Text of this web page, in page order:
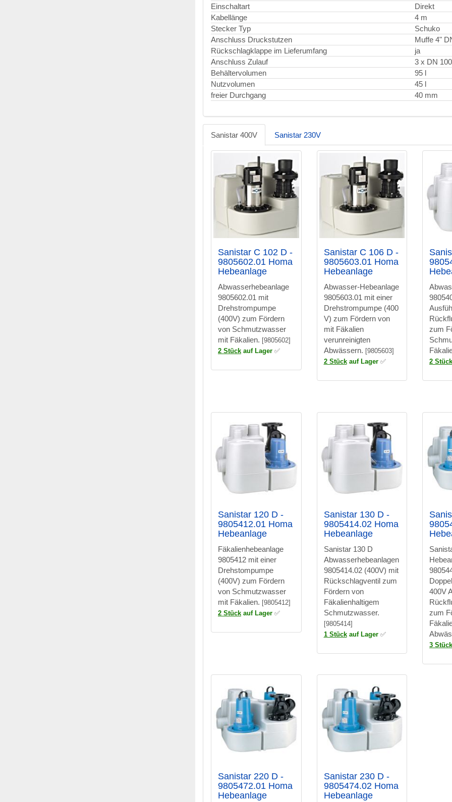
Einschaltart
Direkt
Kabellänge
4 m
Stecker Typ
Schuko
Anschluss Druckstutzen
Muffe 4"
Rückschlagklappe im Lieferumfang
ja
Anschluss Zulauf
3 x DN
Behältervolumen
95 l
Nutzvolumen
45 l
freier Durchgang
40 mm
Sanistar 400V Sanistar 230V
Sanistar C 102 D -
9805602.01 Homa
Hebeanlage
Abwasserhebeanlage
9805602.01 mit
Drehstrompumpe
(400V) zum Fördern
von Schmutzwasser
mit Fäkalien. [9805602]
2 Stück auf Lager ✅
Sanistar C 106 D -
9805603.01 Homa
Hebeanlage
Abwasser-Hebeanlage
9805603.01 mit einer
Drehstrompumpe (400
V) zum Fördern von
mit Fäkalien
verunreinigten
Abwässern. [9805603]
2 Stückauf Lager✅
zum
2 Stück
Sanistar 120 D -
9805412.01 Homa
Hebeanlage
Fäkalienhebeanlage
9805412 mit einer
Drehstompumpe
(400V) zum Fördern
von Schmutzwasser
mit Fäkalien. [9805412]
2 Stück auf Lager ✅
Sanistar 130 D -
9805414.02 Homa
Hebeanlage
Sanistar 130 D
Abwasserhebeanlagen
9805414.02 (400V) mit
Rückschlagventil zum
Fördern von
Fäkalienhaltigem
Schmutzwasser.
[9805414]
1 Stückauf Lager✅
400V
zum
3 Stück
Sanistar 220 D -
9805472.01 Homa
Hebeanlage
Sanistar 230 D -
9805474.02 Homa
Hebeanlage